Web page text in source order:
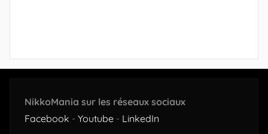
NikkoMania sur les réseaux sociaux
Facebook - Youtube - LinkedIn